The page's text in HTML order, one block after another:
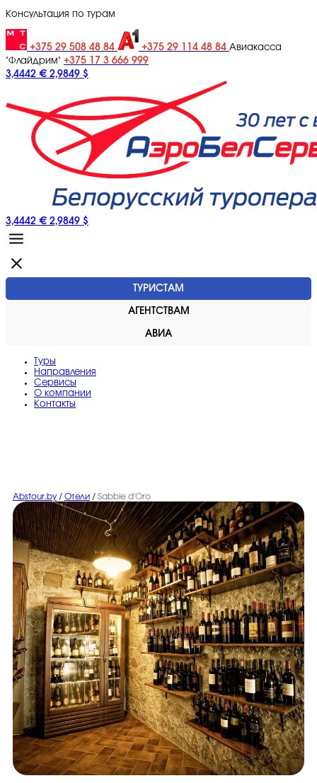
Консультация по турам
+375 29 508 48 84 +375 29 114 48 84 Авиакасса
"Флайдрим" +375 17 3 666 999
3,4442 € 2,9849 $
3,4442 € 2,9849 $
ТУРИСТАМ
АГЕНТСТВАМ
АВИА
Туры
Направления
Сервисы
O компании
Контакты
Abstour.by / Отели / Sabbie d'Oro